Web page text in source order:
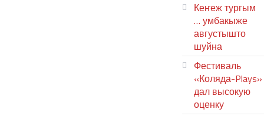
Кеҥеж тургым
… умбакыже
августышто
шуйна
Фестиваль
«Коляда-Plays»
дал высокую
оценку